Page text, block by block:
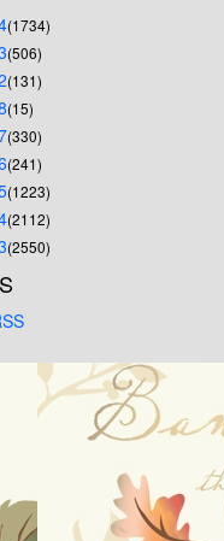
(1734)
(506)
(131)
(15)
(330)
(241)
(1223)
(2112)
(2550)